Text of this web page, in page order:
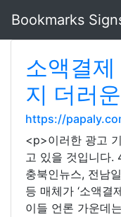
Bookmarks
소액결
지 더러
https://
<p>이러한 광고
고 있을 것입니다.
충북인뉴스, 전남
등 매체가 ‘소액결
이들 언론 가운데